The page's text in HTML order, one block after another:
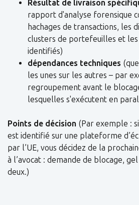
Résultat de livraison
rapport d'analyse forensique
hachages de transactions, les
clusters de portefeuilles et
identifiés)
dépendances techniques
les unes sur les autres – par
regroupement avant le
lesquelles s'exécutent en
Points de décision (Par exemple :
est identifié sur une plateforme
par l’UE, vous décidez de la
à l’avocat : demande de blocage,
deux.)